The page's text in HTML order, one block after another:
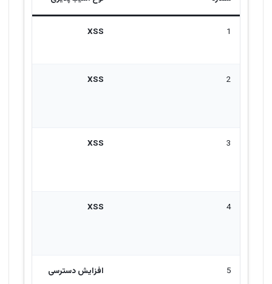
1
XSS
2
XSS
3
XSS
4
XSS
5 افزایش دسترسی